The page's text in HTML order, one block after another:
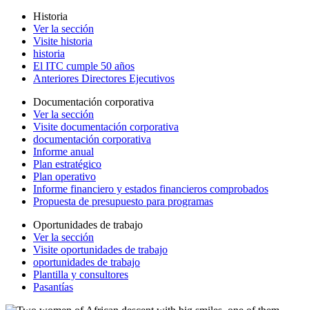
Historia
Ver la sección
Visite historia
historia
El ITC cumple 50 años
Anteriores Directores Ejecutivos
Documentación corporativa
Ver la sección
Visite documentación corporativa
documentación corporativa
Informe anual
Plan estratégico
Plan operativo
Informe financiero y estados financieros comprobados
Propuesta de presupuesto para programas
Oportunidades de trabajo
Ver la sección
Visite oportunidades de trabajo
oportunidades de trabajo
Plantilla y consultores
Pasantías